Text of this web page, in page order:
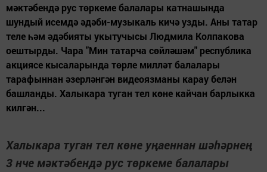
мәктәбендә рус төркеме балалары катнашында
шундый исемдә әдәби-музыкаль кичә узды. Аны татар
теле һәм әдәбияты укытучысы Людмила Колпакова
оештырды. Чара "Мин татарча сөйләшәм" республика
акциясе кысаларында төрле милләт балалары
тарафыннан әзерләнгән видеоязманы карау белән
башланды. Халыкара туган тел көне кайчан барлыкка
килгән...
Халыкара туган тел көне уңаеннан шәһәрнең
3 нче мәктәбендә рус төркеме балалары